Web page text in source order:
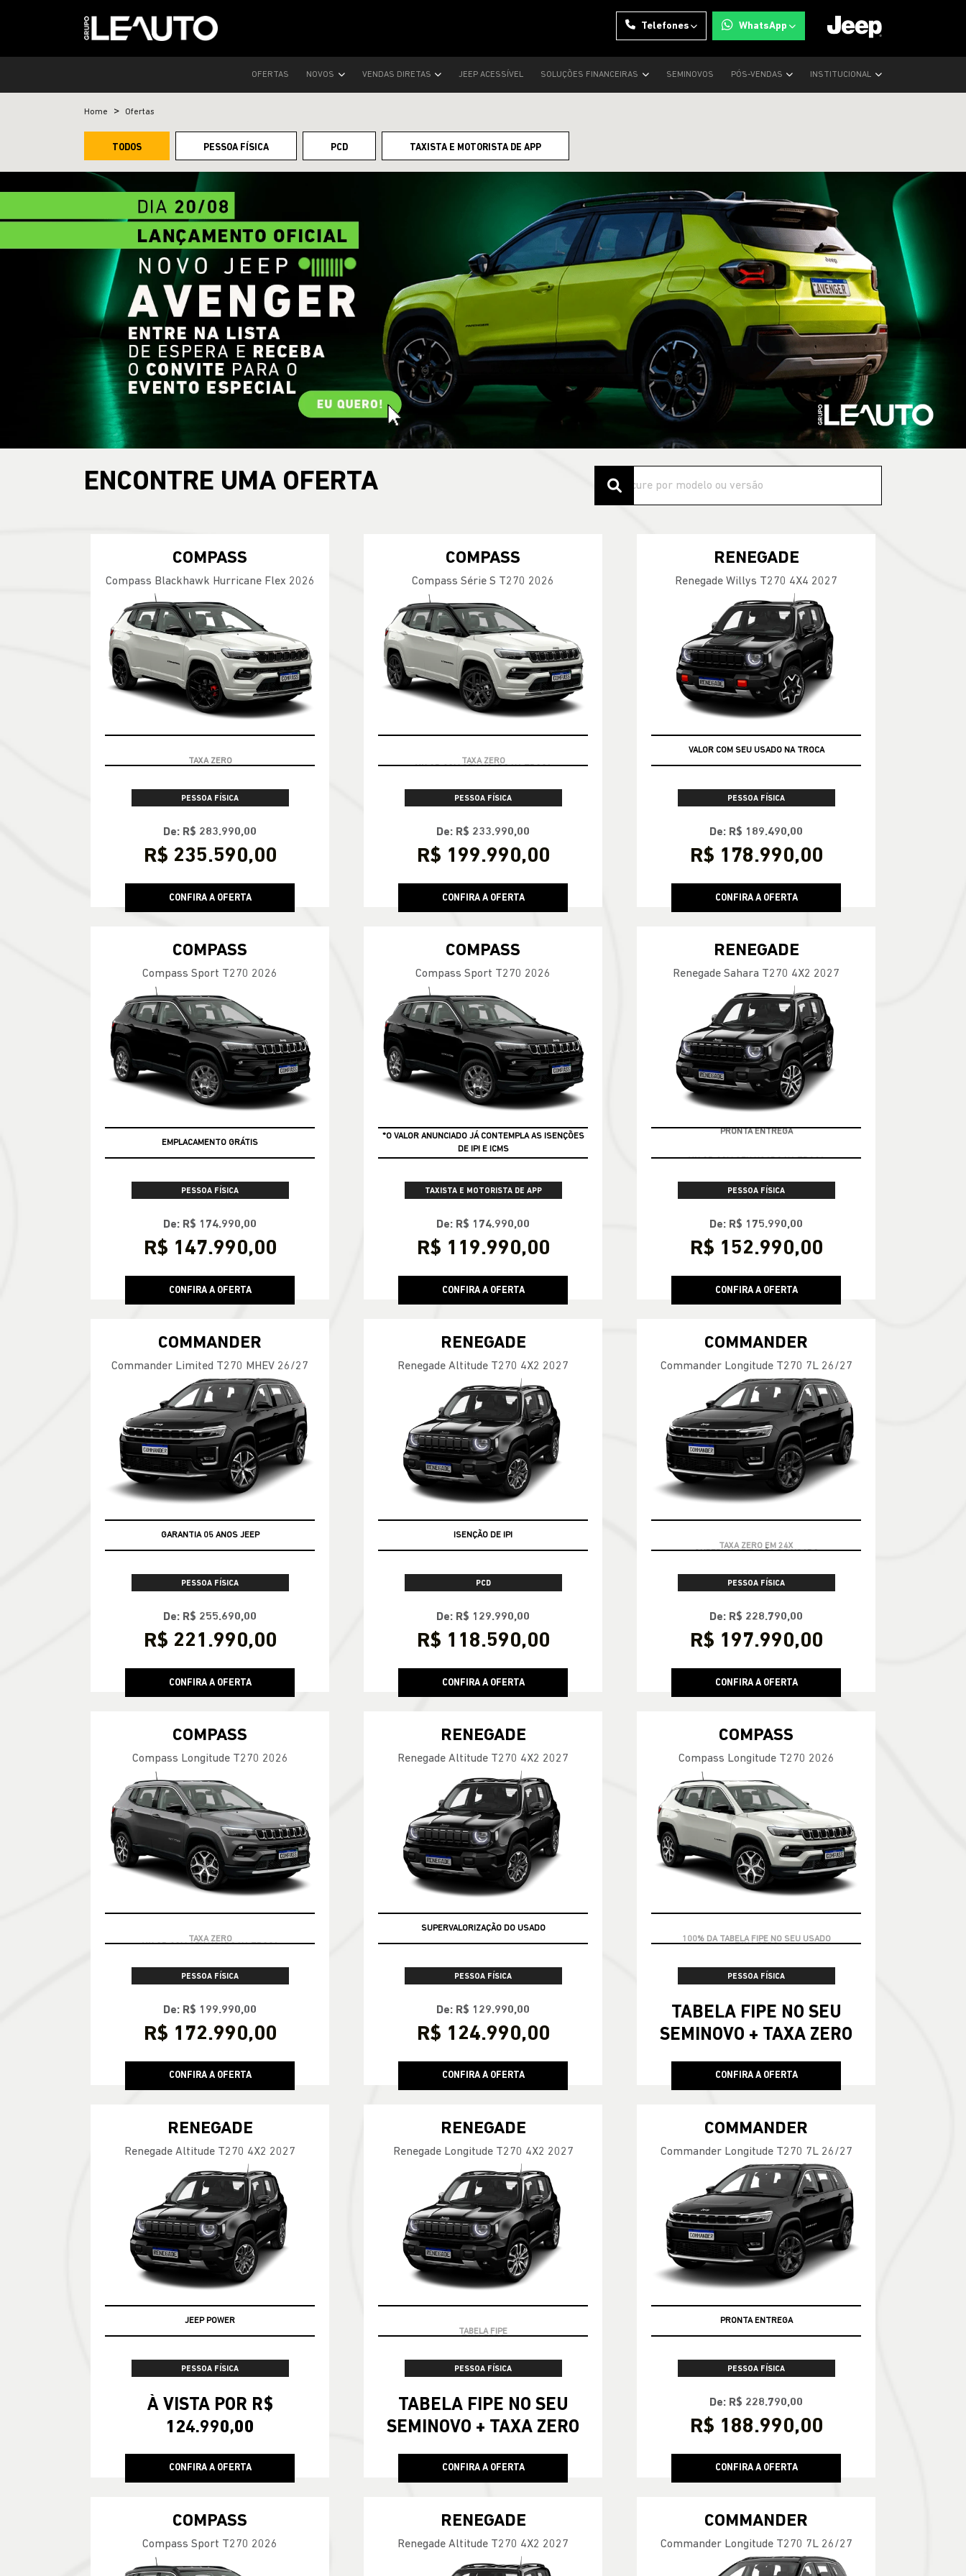
Telefones WhatsApp
OFERTAS NOVOS VENDAS DIRETAS JEEP ACESSÍVEL SOLUÇÕES FINANCEIRAS SEMINOVOS PÓS-VENDAS INSTITUCIONAL
Home Ofertas
TODOS PESSOA FÍSICA PCD TAXISTA E MOTORISTA DE APP
ENCONTRE UMA OFERTA
COMPASS
Compass Blackhawk Hurricane Flex 2026
PESSOA FÍSICA
De: R$ 283.990,00
R$ 235.590,00
CONFIRA A OFERTA
COMPASS
Compass Série S T270 2026
PESSOA FÍSICA
De: R$ 233.990,00
R$ 199.990,00
CONFIRA A OFERTA
RENEGADE
Renegade Willys T270 4X4 2027
VALOR COM SEU USADO NA TROCA
PESSOA FÍSICA
De: R$ 189.490,00
R$ 178.990,00
CONFIRA A OFERTA
COMPASS
Compass Sport T270 2026
EMPLACAMENTO GRÁTIS
PESSOA FÍSICA
De: R$ 174.990,00
R$ 147.990,00
CONFIRA A OFERTA
COMPASS
Compass Sport T270 2026
*O VALOR ANUNCIADO JÁ CONTEMPLA AS ISENÇÕES
DE IPI E ICMS
TAXISTA E MOTORISTA DE APP
De: R$ 174.990,00
R$ 119.990,00
CONFIRA A OFERTA
RENEGADE
Renegade Sahara T270 4X2 2027
PESSOA FÍSICA
De: R$ 175.990,00
R$ 152.990,00
CONFIRA A OFERTA
COMMANDER
Commander Limited T270 MHEV 26/27
GARANTIA 05 ANOS JEEP
PESSOA FÍSICA
De: R$ 255.690,00
R$ 221.990,00
CONFIRA A OFERTA
RENEGADE
Renegade Altitude T270 4X2 2027
ISENÇÃO DE IPI
PCD
De: R$ 129.990,00
R$ 118.590,00
CONFIRA A OFERTA
COMMANDER
Commander Longitude T270 7L 26/27
PESSOA FÍSICA
De: R$ 228.790,00
R$ 197.990,00
CONFIRA A OFERTA
COMPASS
Compass Longitude T270 2026
PESSOA FÍSICA
De: R$ 199.990,00
R$ 172.990,00
CONFIRA A OFERTA
RENEGADE
Renegade Altitude T270 4X2 2027
SUPERVALORIZAÇÃO DO USADO
PESSOA FÍSICA
De: R$ 129.990,00
R$ 124.990,00
CONFIRA A OFERTA
COMPASS
Compass Longitude T270 2026
PESSOA FÍSICA
TABELA FIPE NO SEU
SEMINOVO + TAXA ZERO
CONFIRA A OFERTA
RENEGADE
Renegade Altitude T270 4X2 2027
JEEP POWER
PESSOA FÍSICA
À VISTA POR R$
124.990,00
CONFIRA A OFERTA
RENEGADE
Renegade Longitude T270 4X2 2027
PESSOA FÍSICA
TABELA FIPE NO SEU
SEMINOVO + TAXA ZERO
CONFIRA A OFERTA
COMMANDER
Commander Longitude T270 7L 26/27
PRONTA ENTREGA
PESSOA FÍSICA
De: R$ 228.790,00
R$ 188.990,00
CONFIRA A OFERTA
COMPASS
Compass Sport T270 2026
RENEGADE
Renegade Altitude T270 4X2 2027
COMMANDER
Commander Longitude T270 7L 26/27